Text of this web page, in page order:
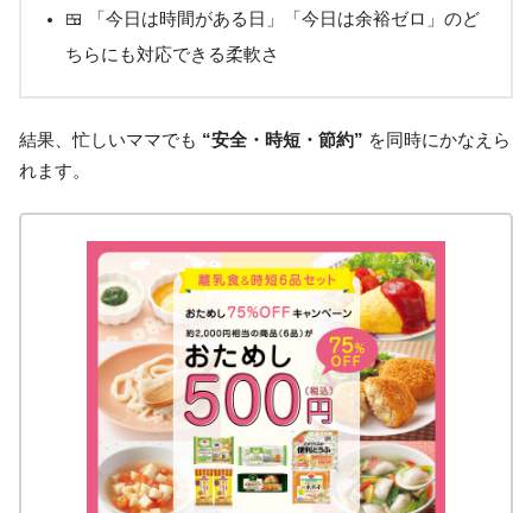
🍱 「今日は時間がある日」「今日は余裕ゼロ」のど
ちらにも対応できる柔軟さ
結果、忙しいママでも “安全・時短・節約” を同時にかなえら
れます。